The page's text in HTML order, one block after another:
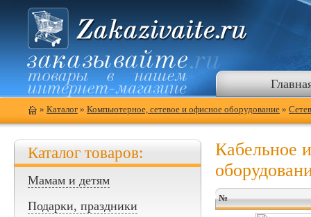
» Каталог » Компьютерное, сетевое и офисное оборудование »
Каталог товаров:
Мамам и детям
Подарки, праздники
Кабельное
№